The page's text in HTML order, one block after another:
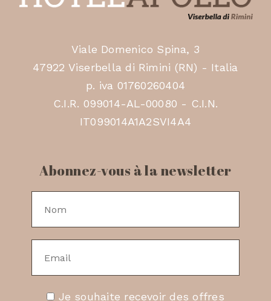
Viale Domenico Spina, 3
47922 Viserbella di Rimini (RN) - Italia
p. iva 01760260404
C.I.R. 099014-AL-00080 - C.I.N.
IT099014A1A2SVI4A4
Abonnez-vous à la newsletter
Je souhaite recevoir des offres